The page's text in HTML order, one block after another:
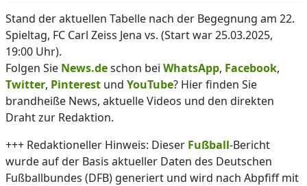
Stand der aktuellen Tabelle nach der Begegnung am 22.
Spieltag, FC Carl Zeiss Jena vs. (Start war 25.03.2025,
19:00 Uhr).
Folgen Sie News.deschon bei WhatsApp, Facebook,
Twitter, Pinterest und YouTube? Hier finden Sie
brandheiße News, aktuelle Videos und den direkten
Draht zur Redaktion.
+++ Redaktioneller Hinweis: Dieser Fußball-Bericht
wurde auf der Basis aktueller Daten des Deutschen
Fußballbundes (DFB) generiert und wird nach Abpfiff mit